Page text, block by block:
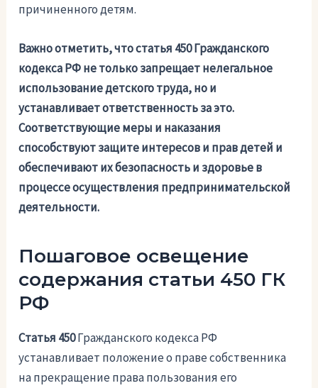
причиненного детям.
Важно отметить, что статья 450 Гражданского
кодекса РФ не только запрещает нелегальное
использование детского труда, но и
устанавливает ответственность за это.
Соответствующие меры и наказания
способствуют защите интересов и прав детей и
обеспечивают их безопасность и здоровье в
процессе осуществления предпринимательской
деятельности.
Пошаговое освещение
содержания статьи 450 ГК
РФ
Статья 450Гражданского кодекса РФ
устанавливает положение о праве собственника
на прекращение права пользования его